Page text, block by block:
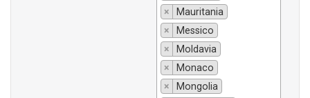
×
Mauritania
×
Messico
×
Moldavia
×
Monaco
×
Mongolia